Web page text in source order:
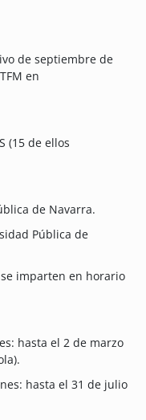
de septiembre de
en
(15 de ellos
de Navarra.
Pública de
imparten en horario
hasta el 2 de marzo
hasta el 31 de julio